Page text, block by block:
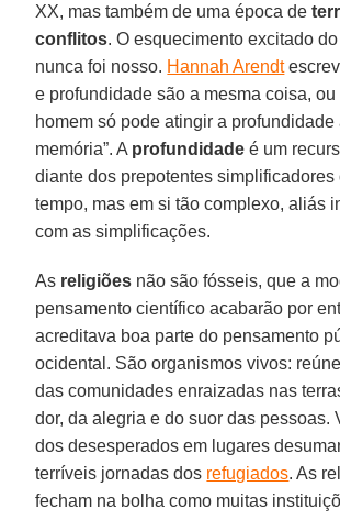
XX, mas também de uma época de
conflitos. O esquecimento excitado
nunca foi nosso. Hannah Arendt
e profundidade são a mesma coisa, ou
homem só pode atingir a profundidade
memória”. A profundidade é um
diante dos prepotentes simplificadores
tempo, mas em si tão complexo, aliás
com as simplificações.
As religiões não são fósseis, que a
pensamento científico acabarão por
acreditava boa parte do pensamento
ocidental. São organismos vivos:
das comunidades enraizadas nas
dor, da alegria e do suor das pessoas.
dos desesperados em lugares
terríveis jornadas dos refugiados. As
fecham na bolha como muitas